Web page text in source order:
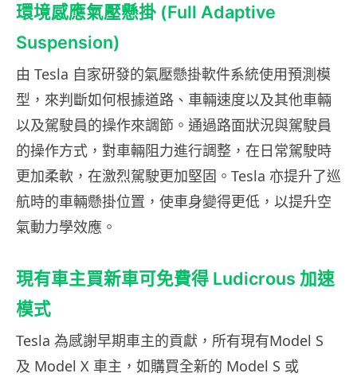
環境感應氣壓懸掛 (Full Adaptive
Suspension)
由 Tesla 自家研發的氣壓懸掛軟件系統使用預測模
型，來判斷如何根據道路、車輛速度以及其他車輛
以及駕駛員的操作來調節。通過路面狀況與駕駛員
的操作方式，對車輛阻力進行調整，在日常駕駛時
更加柔軟，在激烈駕駛更加堅固。Tesla 亦提升了巡
航時的車輛懸掛位置，使車身變得更低，以提升空
氣動力學效應。
現有車主買新車可免費得 Ludicrous 加速
模式
Tesla 為感謝早期車主的貢獻，所有現有Model S
及 Model X 車主，如購買全新的 Model S 或